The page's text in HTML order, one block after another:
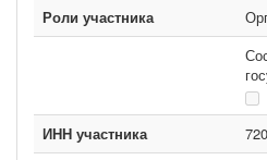
Роли участника
ИНН участника